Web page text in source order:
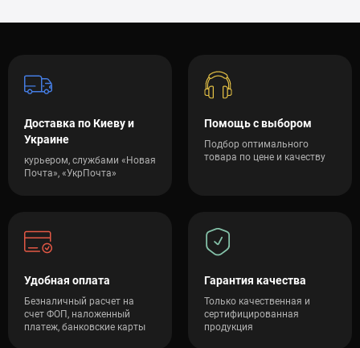
Доставка по Киеву и
Украине
курьером, службами «Новая
Почта», «УкрПочта»
Помощь с выбором
Подбор оптимального
товара по цене и качеству
Удобная оплата
Безналичный расчет на
счет ФОП, наложенный
платеж, банковские карты
Гарантия качества
Только качественная и
сертифицированная
продукция